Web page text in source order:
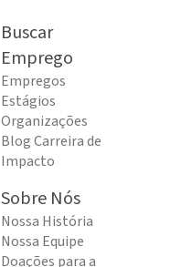
Buscar
Emprego
Empregos
Estágios
Organizações
Blog Carreira de
Impacto
Sobre Nós
Nossa História
Nossa Equipe
Doações para a